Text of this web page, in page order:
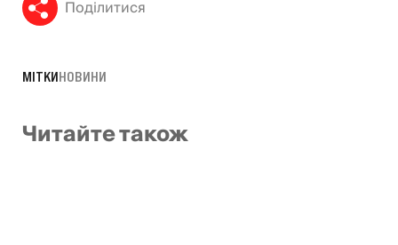
Поділитися
МІТКИНОВИНИ
Читайте також